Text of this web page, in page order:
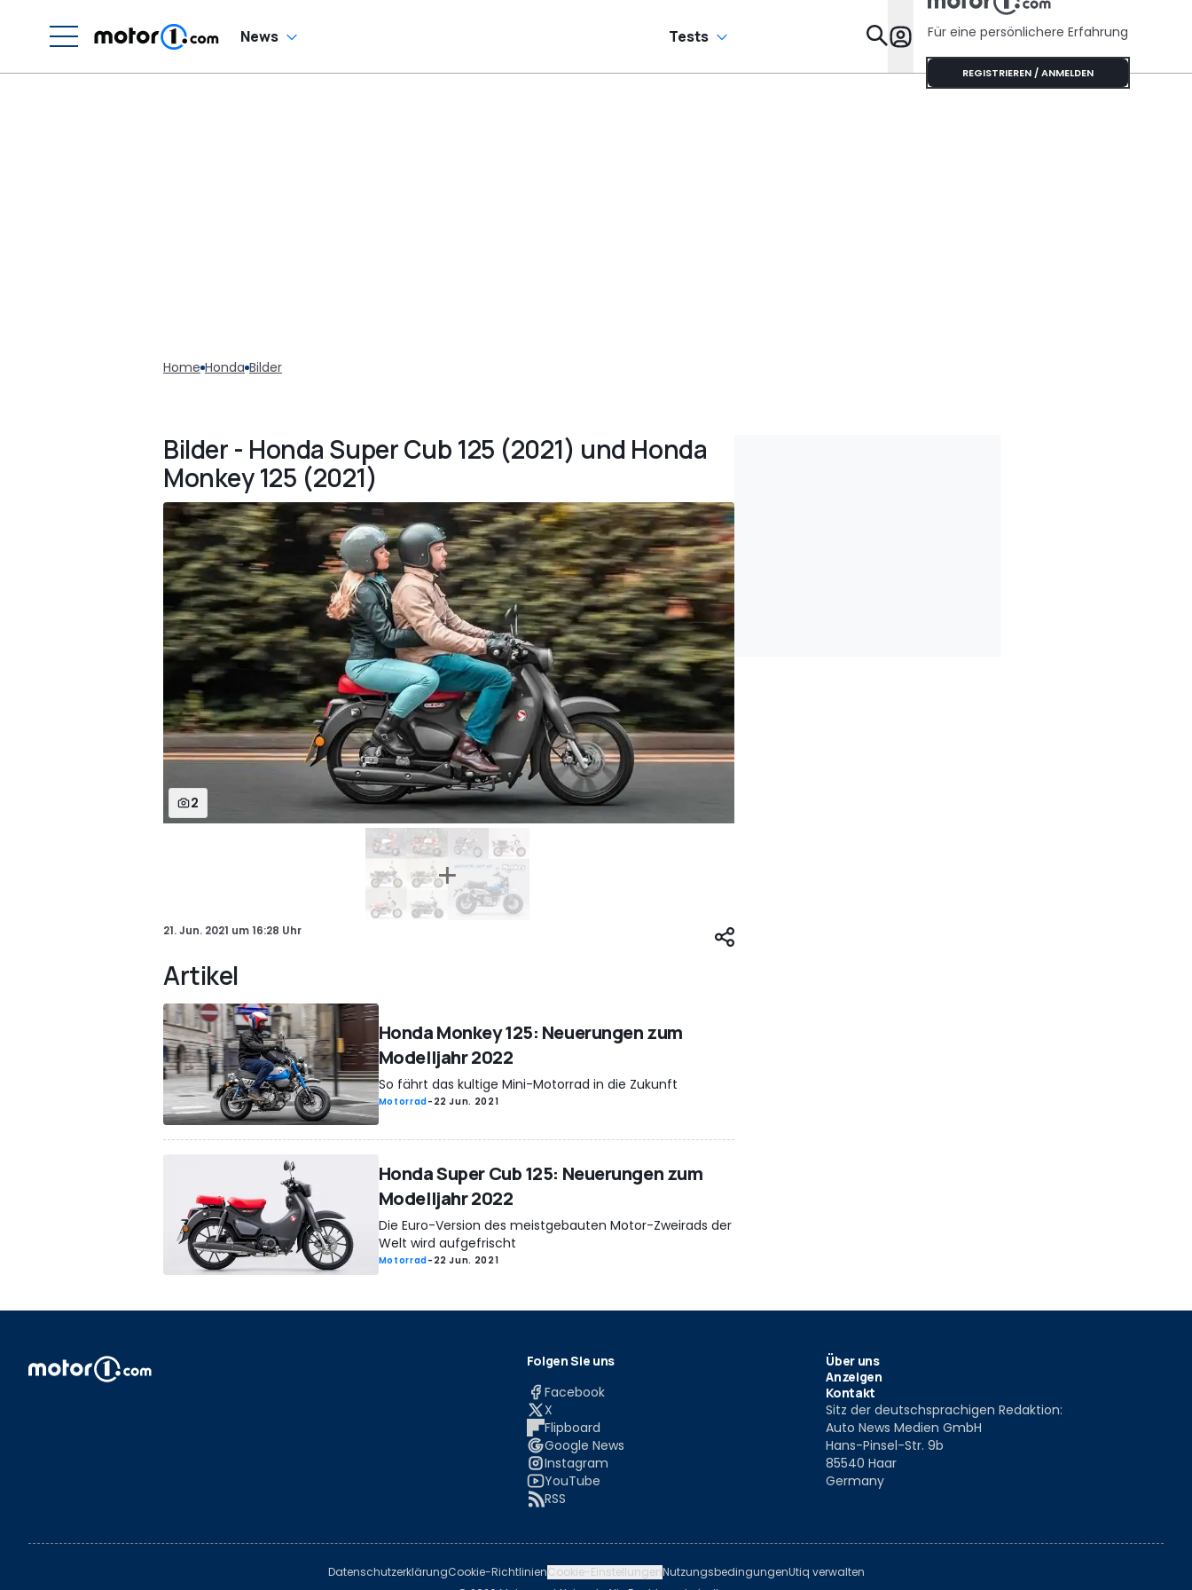
News Tests Specials
Für eine persönlichere Erfahrung
REGISTRIEREN / ANMELDEN
Home Honda Bilder
Bilder - Honda Super Cub 125 (2021) und Honda
Monkey 125 (2021)
2
21. Jun. 2021 um16:28 Uhr
Artikel
Honda Monkey 125: Neuerungen zum
Modelljahr 2022
So fährt das kultige Mini-Motorrad in die Zukunft
Motorrad- 22 Jun. 2021
Honda Super Cub 125: Neuerungen zum
Modelljahr 2022
Die Euro-Version des meistgebauten Motor-Zweirads der
Welt wird aufgefrischt
Motorrad- 22 Jun. 2021
Folgen Sie uns
Facebook
X
Flipboard
Google News
Instagram
YouTube
RSS
Über uns
Anzeigen
Kontakt
Sitz der deutschsprachigen Redaktion:
Auto News Medien GmbH
Hans-Pinsel-Str. 9b
85540 Haar
Germany
DatenschutzerklärungCookie-RichtlinienCookie-EinstellungenNutzungsbedingungenUtiq verwalten